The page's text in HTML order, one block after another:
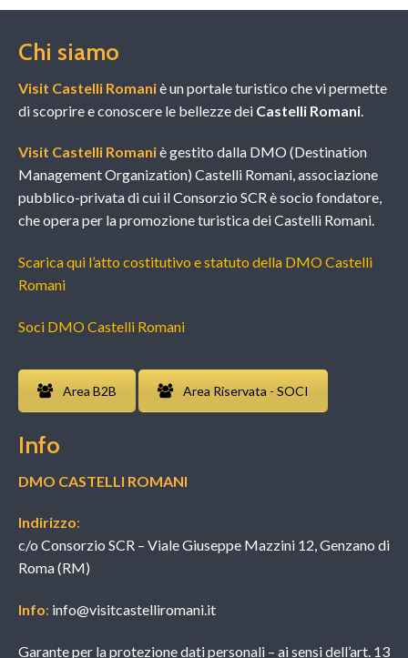
Chi siamo
Visit Castelli Romaniè un portale turistico che vi permette
di scoprire e conoscere le bellezze dei Castelli Romani
Visit Castelli Romaniè gestito dalla DMO (Destination
Management Organization) Castelli Romani, associazione
pubblico-privata di cui il Consorzio SCR è socio fondatore,
che opera per la promozione turistica dei Castelli Romani.
Scarica qui l’atto costitutivo e statuto della DMO Castelli
Romani
Soci DMO Castelli Romani
Area B2B Area Riservata - SOCI
Info
DMO CASTELLI ROMANI
Indirizzo:
c/o Consorzio SCR – Viale Giuseppe Mazzini 12, Genzano di
Roma (RM)
Info: info@visitcastelliromani.it
Garante per la protezione dati personali – ai sensi dell’art. 13